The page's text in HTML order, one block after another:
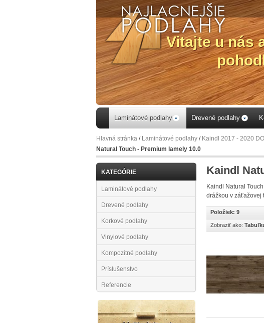
Laminátové podlahy Drevené podlahy
Hlavná stránka / Laminátové podlahy / Kaindl 2017 - 2020
Natural Touch - Premium lamely 10.0
KATEGÓRIE
Laminátové podlahy
Drevené podlahy
Korkové podlahy
Vinylové podlahy
Kompozitné podlahy
Príslušenstvo
Referencie
Kaindl
Kaindl Natural
drážkou v záťažovej
Položiek: 9
Zobraziť ako: